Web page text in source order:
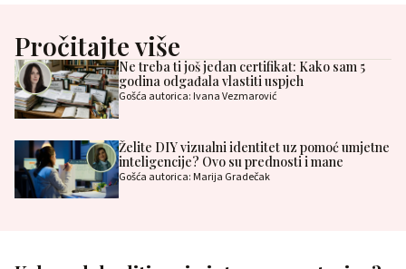
Pročitajte više
Ne treba ti još jedan certifikat: Kako sam 5
godina odgađala vlastiti uspjeh
Gošća autorica: Ivana Vezmarović
Želite DIY vizualni identitet uz pomoć umjetne
inteligencije? Ovo su prednosti i mane
Gošća autorica: Marija Gradečak